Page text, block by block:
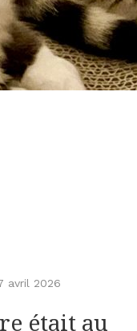
avril 2026
était au